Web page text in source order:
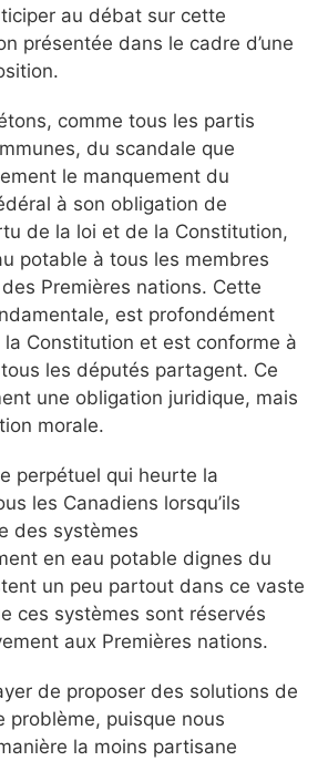
au débat sur cette
présentée dans le cadre d’une
comme tous les partis
du scandale que
le manquement du
à son obligation de
de la loi et de la Constitution,
potable à tous les membres
Premières nations. Cette
est profondément
Constitution et est conforme à
les députés partagent. Ce
une obligation juridique, mais
morale.
perpétuel qui heurte la
les Canadiens lorsqu’ils
des systèmes
en eau potable dignes du
un peu partout dans ce vaste
ces systèmes sont réservés
aux Premières nations.
de proposer des solutions de
problème, puisque nous
la moins partisane